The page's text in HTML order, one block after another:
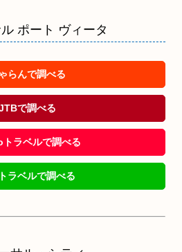
ポート ヴィータ
らんで調べる
で調べる
ラベルで調べる
ラベルで調べる